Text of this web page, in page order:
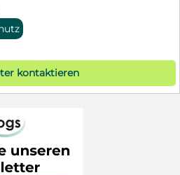
kontaktieren